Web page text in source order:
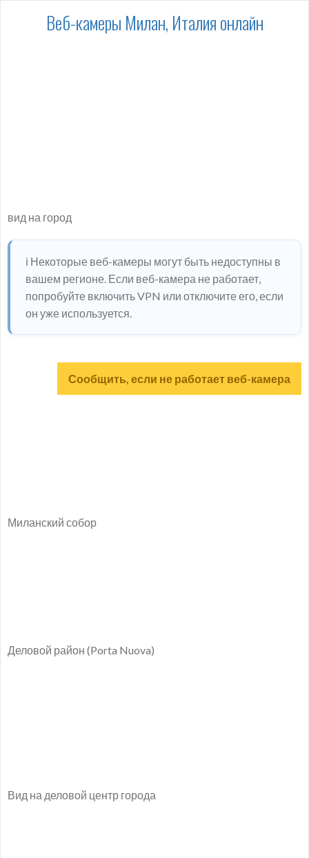
Веб-камеры Милан, Италия онлайн
вид на город
ℹ️ Некоторые веб-камеры могут быть недоступны в
вашем регионе. Если веб-камера не работает,
попробуйте включить VPN или отключите его, если
он уже используется.
Сообщить, если не работает веб-камера
Миланский собор
Деловой район (Porta Nuova)
Вид на деловой центр города